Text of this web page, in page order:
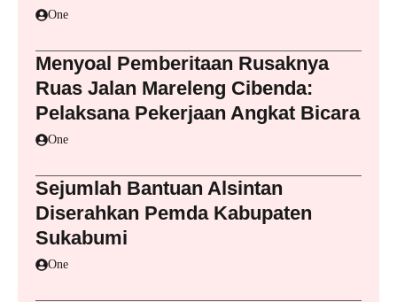
One
Menyoal Pemberitaan Rusaknya
Ruas Jalan Mareleng Cibenda:
Pelaksana Pekerjaan Angkat Bicara
One
Sejumlah Bantuan Alsintan
Diserahkan Pemda Kabupaten
Sukabumi
One